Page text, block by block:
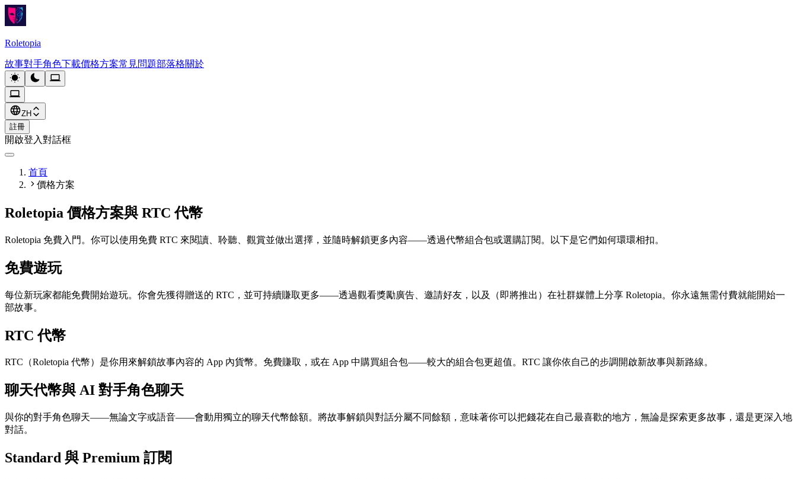
Roletopia
故事對手角色下載價格方案常見問題部落格關於
ZH
註冊
開啟登入對話框
首頁
價格方案
Roletopia 價格方案與 RTC 代幣
Roletopia 免費入門。你可以使用免費 RTC 來閱讀、聆聽、觀賞並做出選擇，並隨時解鎖更多內容——透過代幣組合包或選購訂閱。以下是它們如何環環相扣。
免費遊玩
每位新玩家都能免費開始遊玩。你會先獲得贈送的 RTC，並可持續賺取更多——透過觀看獎勵廣告、邀請好友，以及（即將推出）在社群媒體上分享 Roletopia。你永遠無需付費就能開始一
部故事。
RTC 代幣
RTC（Roletopia 代幣）是你用來解鎖故事內容的 App 內貨幣。免費賺取，或在 App 中購買組合包——較大的組合包更超值。RTC 讓你依自己的步調開啟新故事與新路線。
聊天代幣與 AI 對手角色聊天
與你的對手角色聊天——無論文字或語音——會動用獨立的聊天代幣餘額。將故事解鎖與對話分屬不同餘額，意味著你可以把錢花在自己最喜歡的地方，無論是探索更多故事，還是更深入地
對話。
Standard 與 Premium 訂閱